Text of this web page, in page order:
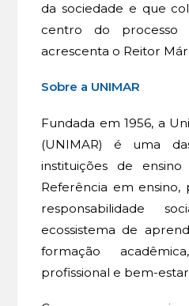
da sociedade e que
centro do processo
acrescenta o Reitor
Sobre a UNIMAR
Fundada em 1956, a
(UNIMAR) é uma
instituições de
Referência em ensino,
responsabilidade
ecossistema de
formação
profissional e bem-